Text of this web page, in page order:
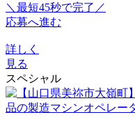
＼最短45秒で完了／
応募へ進む
詳しく
見る
スペシャル